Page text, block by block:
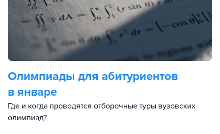
Олимпиады для абитуриентов
в январе
Где и когда проводятся отборочные туры вузовских
олимпиад?